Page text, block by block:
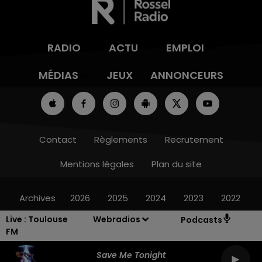
Live : Toulouse
FM
Webradios Podcasts
Save Me Tonight
RADIO ACTU
EMPLOI
MÉDIAS
JEUX ANNONCEURS
Contact Règlements
Recrutement
Mentions légales
Plan du site
Archives 2026 2025 2024 2023 2022